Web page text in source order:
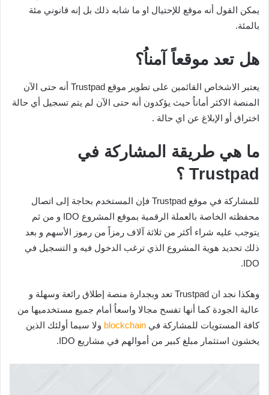
يمكن القول أنه موقع للإحتيال او ما شابه ذلك بل إنه قانوني مئة
بالمئة.
هل تعد موقعاً آمناُ؟
يعتبر الاشخاص القائمين على تطوير موقع Trustpad أنه حتى الآن
المنصة الاكثر أماناُ حيث يؤكدون أنه حتى الآن لم يتم تسجيل أي حالة
اختراق أو الإبلاغ عن اي حالة .
ما هي طريقة المشاركة في
Trustpad ؟
للمشاركة في موقع Trustpad فإن المستخدم بحاجة إلى اتصال
محفظته الخاصة بالعملة الرقمية بموقع المشروع IDO و من ثم
يتوجب عليه شراء أكثر من ثلاثة آلاف رمزاً من رموز الأسهم و بعد
ذلك تحديد هوية المشروع الذي ترغب الدخول فيه و التسجيل في
IDO.
وهكذا نجد ان Trustpad تعد وبجدارة منصة إطلاق رائعة وسهلة و
عالية الجودة كما أنها تفسح مجالا واسعاُ أمام جميع مستخدميها من
كافة المستويات للمشاركة في blockchain ولا سيما أولئك الذين
يخشون استثمار مبلغ كبير من أموالهم في مشاريع IDO.